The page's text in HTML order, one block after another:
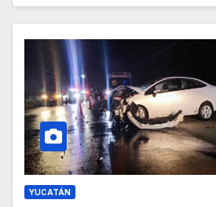
YUCATÁN